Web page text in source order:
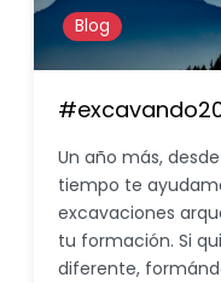
Blog
Un año más,
tiempo te
excavaciones
tu formación. Si
diferente,